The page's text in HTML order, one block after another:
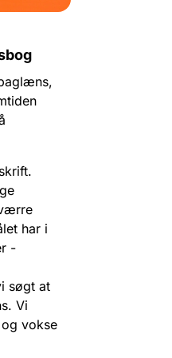
har i
-
søgt at
Vi
vokse